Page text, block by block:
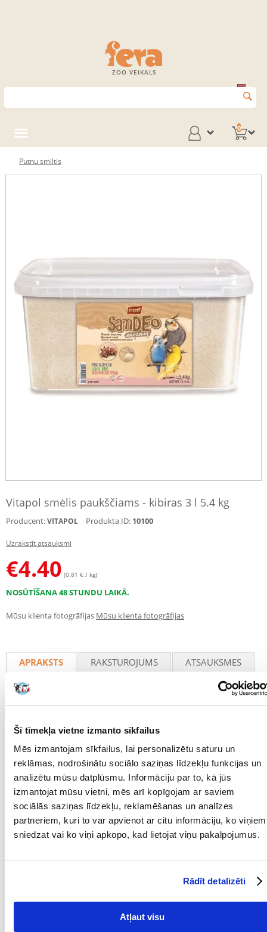
Šī tīmekļa vietne izmanto sīkfailus
Mēs izmantojam sīkfailus, lai personalizētu saturu un
reklāmas, nodrošinātu sociālo saziņas līdzekļu funkcijas un
analizētu mūsu datplūsmu. Informāciju par to, kā jūs
izmantojat mūsu vietni, mēs arī kopīgojam ar saviem
sociālās saziņas līdzekļu, reklamēšanas un analīzes
partneriem, kuri to var apvienot ar citu informāciju, ko viņiem
sniedzat vai ko viņi apkopo, kad lietojat viņu pakalpojumus.
Rādīt detalizēti
Atļaut visu
ZOO VEIKALS
0
Putnu smiltis
Vitapol smėlis paukščiams - kibiras 3 l 5.4 kg
Producent:VITAPOL Produkta ID: 10100
Uzrakstīt atsauksmi
€4.40 (0.81 € / kg)
NOSŪTĪŠANA 48 STUNDU LAIKĀ.
Mūsu klienta fotogrāfijas Mūsu klienta fotogrāfijas
APRAKSTS RAKSTUROJUMS
ATSAUKSMES
Tas ir lieliski piemērots higiēnas uzturēšanai papagaiļu un citu putnu
termiski apstrādāts 100C temperatūrā, lai iznīcinātu baktērijas.
Smiltis nekļūst putekļainas. Sasmalcinātas austeru čaumalas ir kalcija
Svars : 5,4 kg.
Parametri
(KG):
Tikai reģistrēti FERA24.LV klienti, kuri ir iegādājušies produktu,